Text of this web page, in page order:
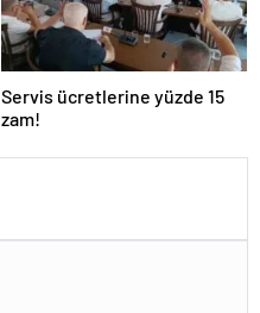
Servis ücretlerine yüzde 15
zam!